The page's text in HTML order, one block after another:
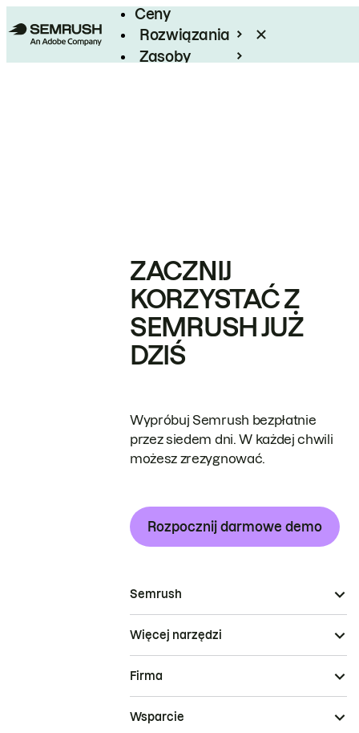
Ceny
Rozwiązania
Zasoby
ZACZNIJ
KORZYSTAĆ Z
SEMRUSH JUŻ
DZIŚ
Wypróbuj Semrush bezpłatnie
przez siedem dni. W każdej chwili
możesz zrezygnować.
Rozpocznij darmowe demo
Semrush
Więcej narzędzi
Firma
Wsparcie